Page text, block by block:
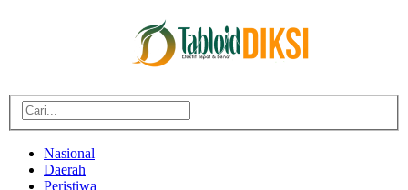
Nasional
Daerah
Peristiwa